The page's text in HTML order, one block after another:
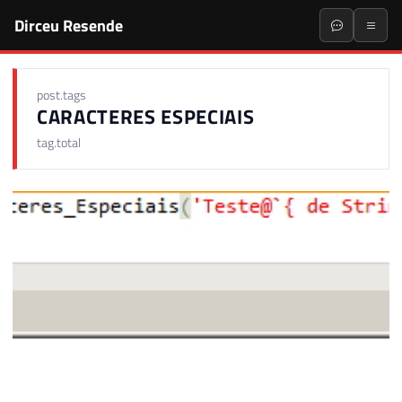
Dirceu Resende
post.tags
CARACTERES ESPECIAIS
tag.total